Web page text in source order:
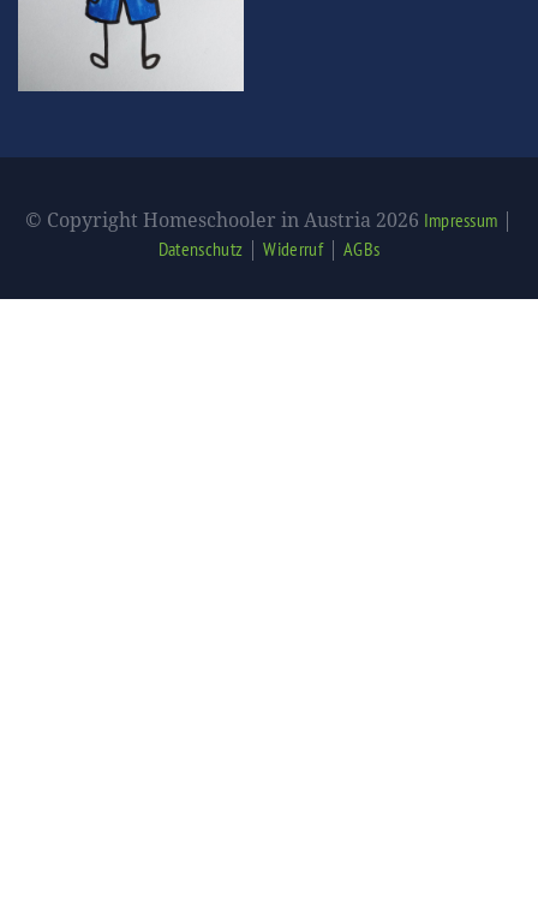
© Copyright Homeschooler in Austria 2026 Impressum |
Datenschutz |Widerruf| AGBs